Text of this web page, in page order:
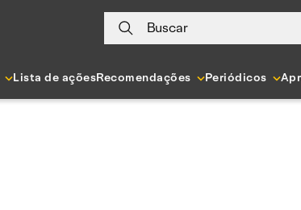
Buscar
Lista de açõesRecomendações Periódicos